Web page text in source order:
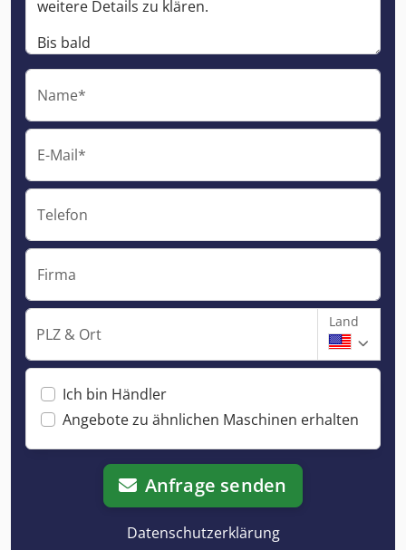
Name*
E-Mail*
Telefon
Firma
PLZ & Ort
Land
Ich bin Händler
Angebote zu ähnlichen Maschinen erhalten
Anfrage senden
Datenschutzerklärung